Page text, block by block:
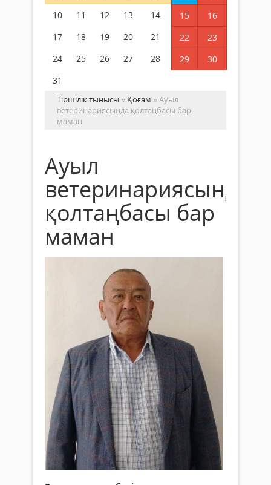
10
11 12 13 14 15
16
17
18 19 20 21 22
23
24
25 26 27 28 29
30
31
Тіршілік тынысы » Қоғам » Ауыл
ветеринариясында қолтаңбасы бар
маман
Ауыл
ветеринариясында
қолтаңбасы бар
маман